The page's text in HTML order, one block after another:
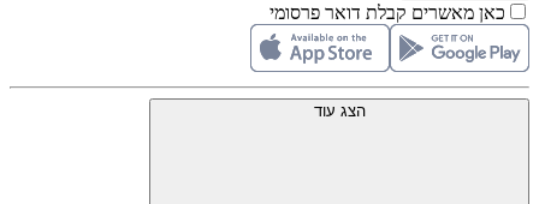
כאן מאשרים קבלת דואר פרסומי
הצג עוד